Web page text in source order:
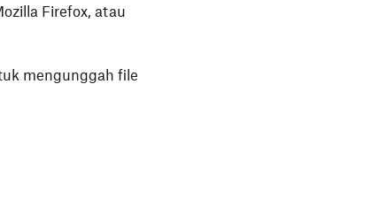
Firefox, atau
mengunggah file